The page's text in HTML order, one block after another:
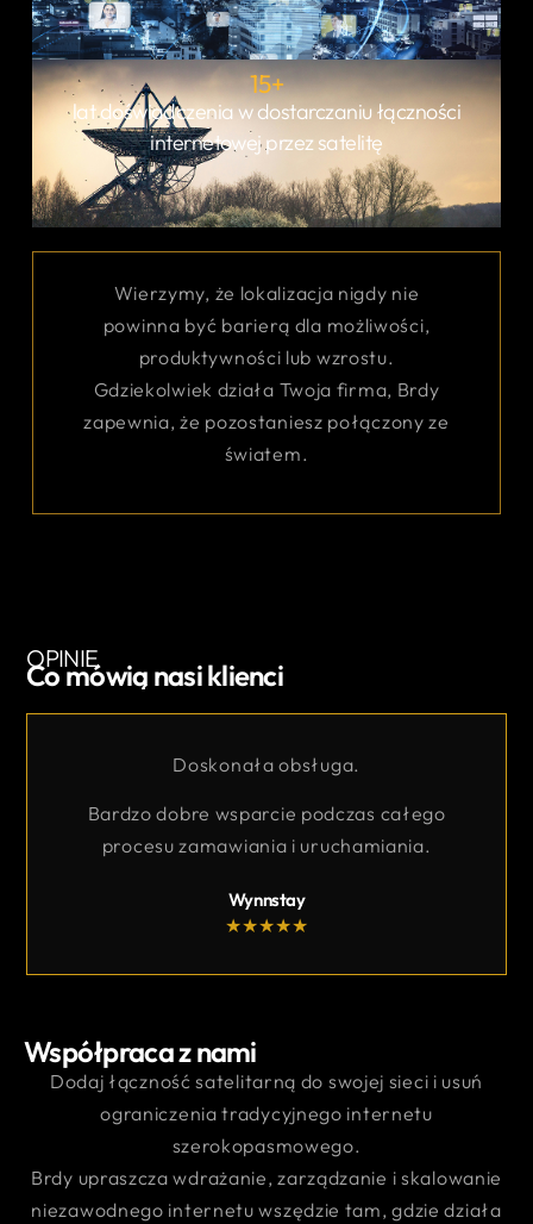
15+
lat doświadczenia w dostarczaniu łączności
internetowej przez satelitę
Wierzymy, że lokalizacja nigdy nie
powinna być barierą dla możliwości,
produktywności lub wzrostu.
Gdziekolwiek działa Twoja firma, Brdy
zapewnia, że pozostaniesz połączony ze
światem.
OPINIE
Co mówią nasi klienci
Doskonała obsługa.
Bardzo dobre wsparcie podczas całego
procesu zamawiania i uruchamiania.
Renco S.p.a
★★★★★
Współpraca z nami
Dodaj łączność satelitarną do swojej sieci i usuń
ograniczenia tradycyjnego internetu
szerokopasmowego.
Brdy upraszcza wdrażanie, zarządzanie i skalowanie
niezawodnego internetu wszędzie tam, gdzie działa